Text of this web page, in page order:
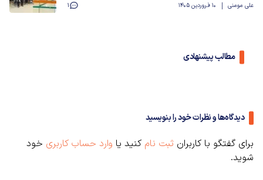
علی مومنی 10 فروردین 1405 1
مطالب پیشنهادی
دیدگاه‌ها و نظرات خود را بنویسید
برای گفتگو با کاربران ثبت نام کنید یا وارد حساب کاربری خود
شوید.